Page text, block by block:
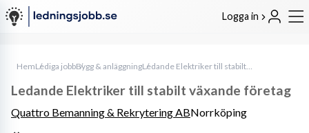
Logga in
HemLediga jobbBygg & anläggning Ledande Elektriker till stabilt växande företag
Ledande Elektriker till stabilt växande företag
Quattro Bemanning & Rekrytering ABNorrköping